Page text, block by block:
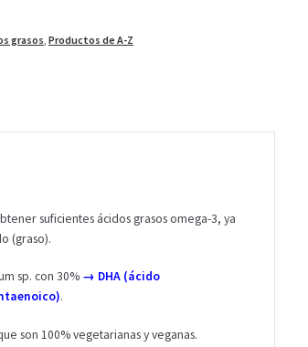
grasos, Productos de A-Z
suficientes ácidos grasos omega-3, ya
(graso).
sp. con 30% → DHA (ácido
.
son 100% vegetarianas y veganas.